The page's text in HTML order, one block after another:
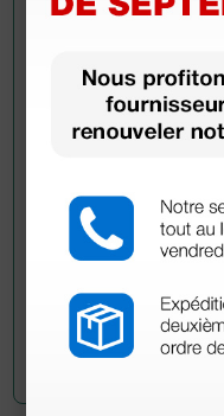
Demandez à un
Avez-vous encore
d'autres
question aux